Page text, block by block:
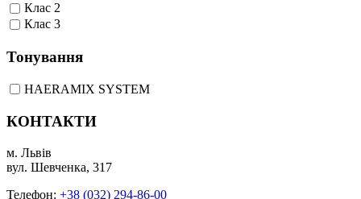
Клас 2
Клас 3
Тонування
HAERAMIX SYSTEM
КОНТАКТИ
м. Львів
вул. Шевченка, 317
Телефон: +38 (032) 294-86-00